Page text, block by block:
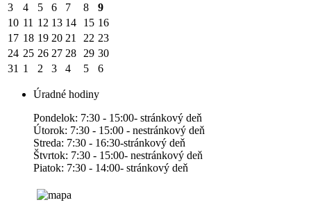
3
4 5 6 7 8
9
10 11 12 13 14 15 16
17 18 19 20 21 22 23
24 25 26 27 28 29 30
31 1 2 3 4 5 6
Úradné hodiny
Pondelok: 7:30 - 15:00- stránkový deň
Útorok: 7:30 - 15:00 - nestránkový deň
Streda: 7:30 - 16:30-stránkový deň
Štvrtok: 7:30 - 15:00- nestránkový deň
Piatok: 7:30 - 14:00- stránkový deň